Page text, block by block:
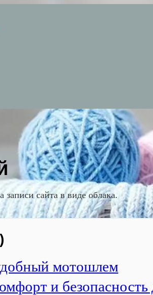
сайта в виде облака.
мотошлем
и безопасность